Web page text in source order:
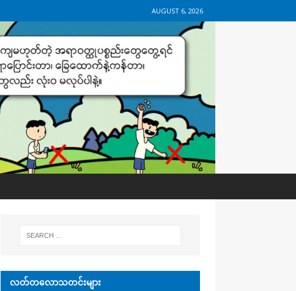
AUGUST 6, 2026
လတ်တလောသတင်းများ